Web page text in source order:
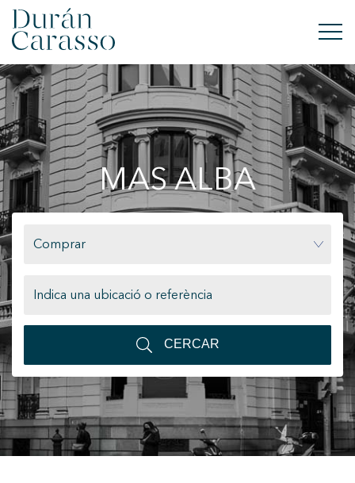
COMPRAR
LLOGAR
VENDRE
GRUP DC
+34 935 178 067
MAS ALBA
Comprar
CERCAR